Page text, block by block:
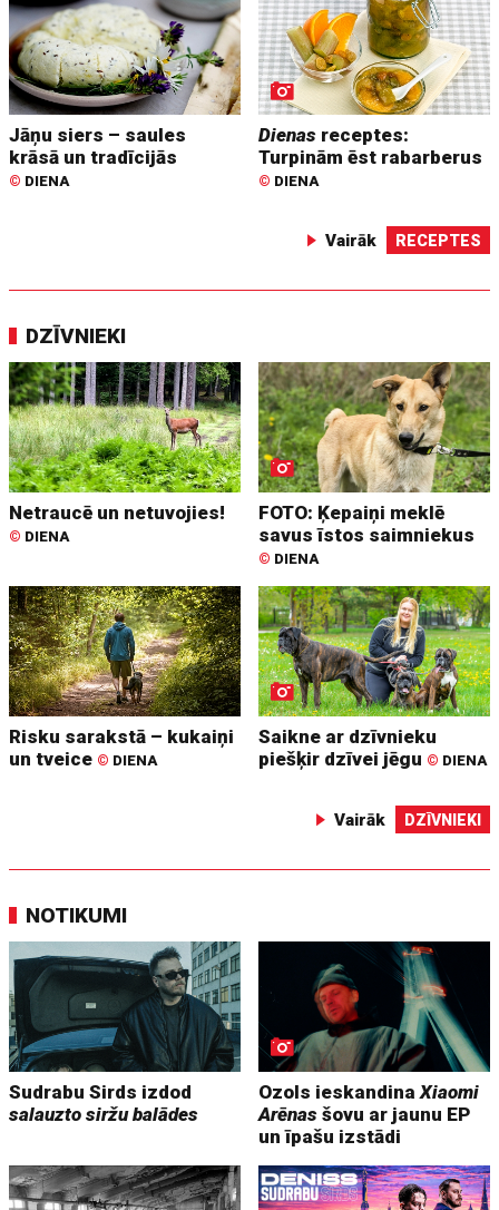
Jāņu siers – saules
krāsā un tradīcijās
© DIENA
Dienas receptes:
Turpinām ēst rabarberus
© DIENA
Vairāk RECEPTES
DZĪVNIEKI
Netraucē un netuvojies!
© DIENA
FOTO: Ķepaiņi meklē
savus īstos saimniekus
© DIENA
Risku sarakstā – kukaiņi
un tveice © DIENA
Saikne ar dzīvnieku
piešķir dzīvei jēgu © DIENA
Vairāk DZĪVNIEKI
NOTIKUMI
Sudrabu Sirds izdod
salauzto siržu balādes
Ozols ieskandinaXiaomi
Arēnas šovu ar jaunu EP
un īpašu izstādi